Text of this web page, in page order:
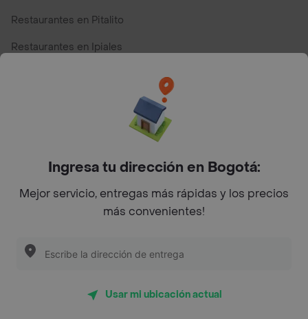
Restaurantes en Pitalito
Restaurantes en Ipiales
Top Marcas y Cadenas de Restaurantes
Encuéntranos en estos países
App Store Google play
Restaurantes cerca de mi para pedir Comida a Domicilio -
Ingresa tu dirección en Bogotá:
Mejor servicio, entregas más rápidas y los precios
más convenientes!
Usar mi ubicación actual